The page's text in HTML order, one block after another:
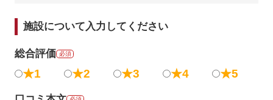
施設について入力してください
総合評価 必須
★1 ★2 ★3 ★4 ★5